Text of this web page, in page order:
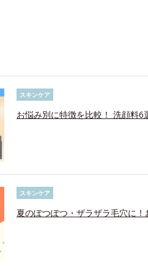
スキンケア
お悩み別に特徴を比較！ 洗顔料6
スキンケア
夏のぽつぽつ・ザラザラ毛穴に！